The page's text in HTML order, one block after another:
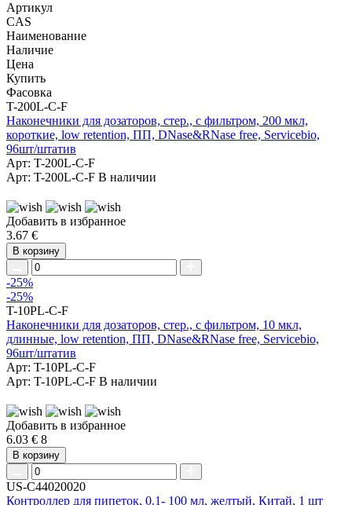
Артикул
CAS
Наименование
Наличие
Цена
Купить
Фасовка
T-200L-C-F
Наконечники для дозаторов, стер., с фильтром, 200 мкл,
короткие, low retention, ПП, DNase&RNase free, Servicebio,
96шт/штатив
Арт: T-200L-C-F
Арт: T-200L-C-F В наличии
Добавить в избранное
3.67 €
В корзину
-25%
-25%
T-10PL-C-F
Наконечники для дозаторов, стер., с фильтром, 10 мкл,
длинные, low retention, ПП, DNase&RNase free, Servicebio,
96шт/штатив
Арт: T-10PL-C-F
Арт: T-10PL-C-F В наличии
Добавить в избранное
6.03 € 8
В корзину
US-C44020020
Контроллер для пипеток, 0.1- 100 мл, желтый, Китай, 1 шт